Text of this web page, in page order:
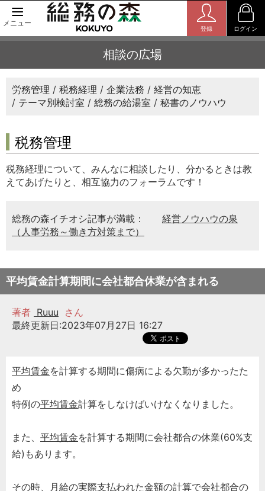
メニュー
登録 ログイン
相談の広場
労務管理 税務経理 企業法務
経営の知恵
テーマ別検討室
総務の給湯室 秘書のノウハウ
税務管理
税務経理について、みんなに相談したり、分かるときは教
えてあげたりと、相互協力のフォーラムです！
総務の森イチオシ記事が満載：
経営ノウハウの泉
（人事労務～働き方対策まで）
平均賃金計算期間に会社都合休業が含まれる
著者 Ruuu
さん
最終更新日:2023年07月27日 16:27
平均賃金を計算する期間に傷病による欠勤が多かったた
め
特例の平均賃金計算をしなけばいけなくなりました。
また、 平均賃金を計算する期間に会社都合の休業(60%支
給)もあります。
その時、 月給の実際支払われた金額の計算で会社都合の